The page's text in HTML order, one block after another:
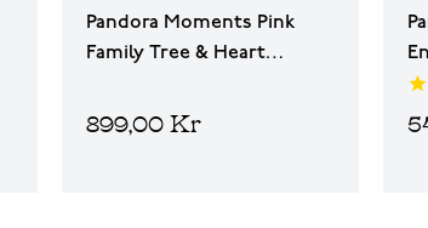
Pandora Moments Pink
Family Tree & Heart
792654C01
899,00 Kr